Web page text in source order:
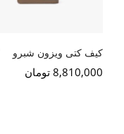
کیف کتی ویزون شبرو
8,810,000 تومان